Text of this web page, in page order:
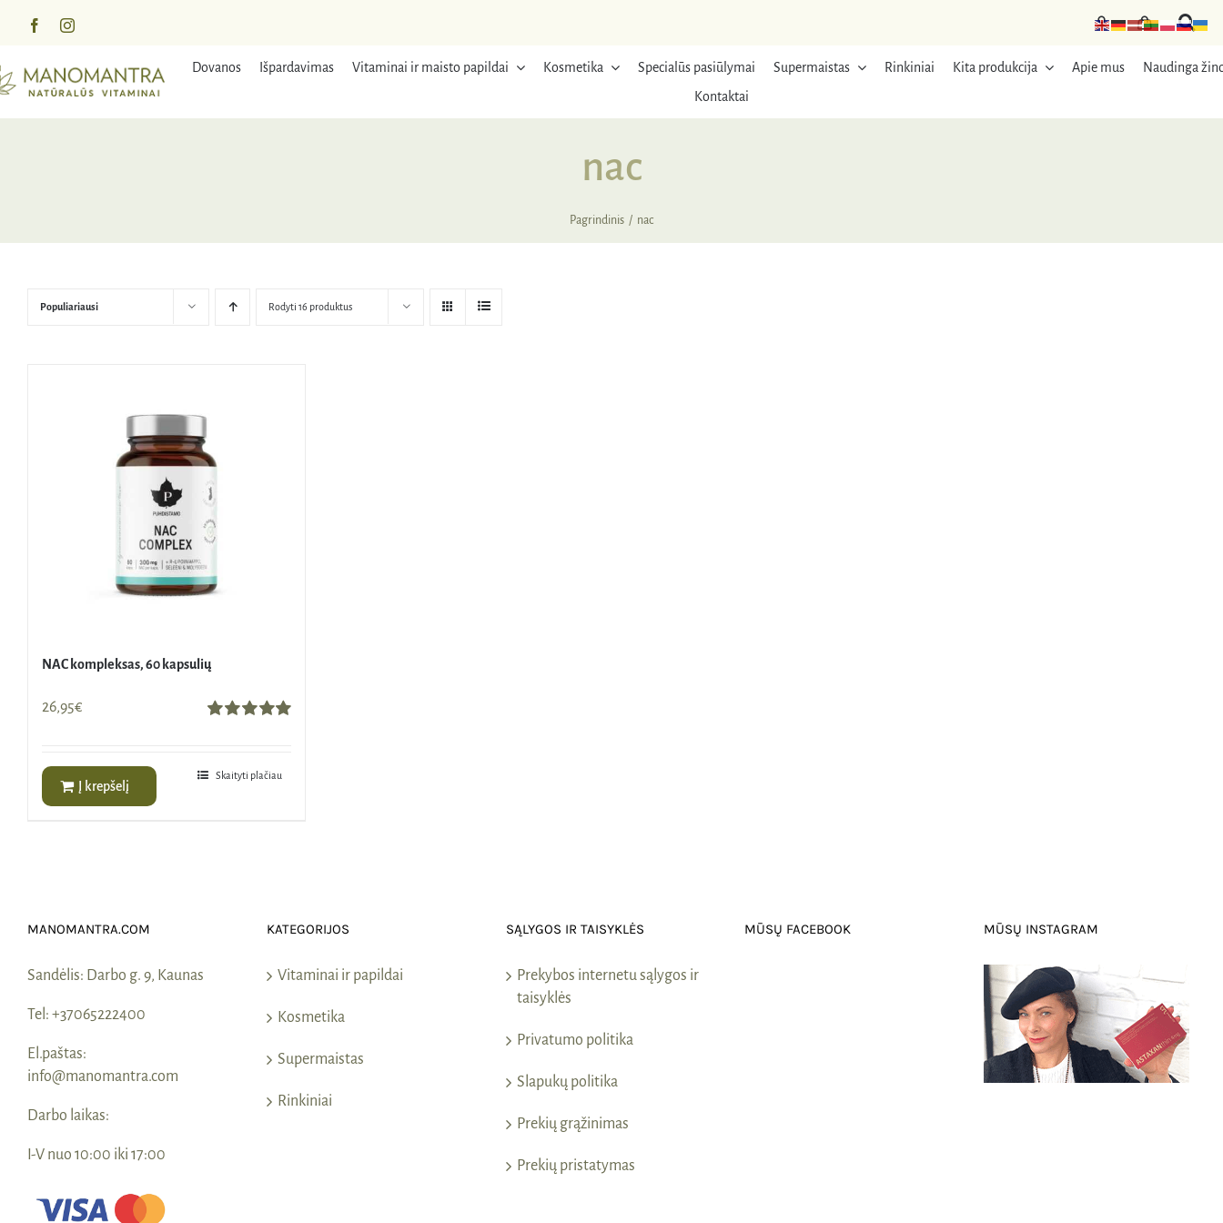
turinį
Dovanos Išpardavimas Vitaminai ir maisto papildai Kosmetika Specialūs pasiūlymai Supermaistas Rinkiniai Kita produkcija Apie mus
Naudinga
Kontaktai
nac
Pagrindinis nac
Populiariausi Rodyti 16 produktus
NAC kompleksas, 60 kapsulių
26,95€
Į krepšelį
Skaityti plačiau
MANOMANTRA.COM
Sandėlis: Darbo g. 9, Kaunas
Tel: +37065222400
El.paštas:
info@manomantra.com
Darbo laikas:
I-V nuo 10:00 iki 17:00
KATEGORIJOS
Vitaminai ir papildai
Kosmetika
Supermaistas
Rinkiniai
SĄLYGOS IR TAISYKLĖS
Prekybos internetu sąlygos ir
taisyklės
Privatumo politika
Slapukų politika
Prekių grąžinimas
Prekių pristatymas
MŪSŲ FACEBOOK MŪSŲ INSTAGRAM